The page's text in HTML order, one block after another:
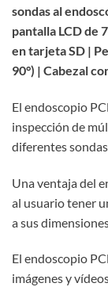
sondas al
pantalla LCD de
en tarjeta SD |
90°) | Cabezal
El endoscopio
inspección de
diferentes
Una ventaja del
al usuario tener
a sus
El endoscopio
imágenes y